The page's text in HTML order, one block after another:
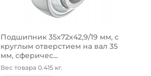
Подшипник 35х72х42,9/19 мм, с
круглым отверстием на вал 35
мм, сферичес...
Вес товара 0.415 кг.